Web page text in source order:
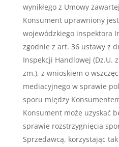
wynikłego z Umowy
Konsument uprawniony
wojewódzkiego inspektora
zgodnie z art. 36 ustawy z
Inspekcji Handlowej (Dz.U.
zm.), z wnioskiem o
mediacyjnego w sprawie
sporu między
Konsument może uzyskać
sprawie rozstrzygnięcia
Sprzedawcą, korzystając